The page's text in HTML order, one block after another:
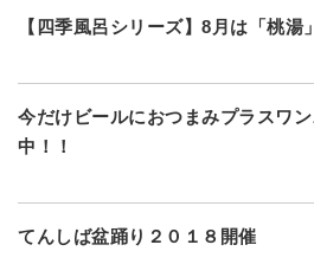
【四季風呂シリーズ】8月は「桃湯」
今だけビールにおつまみプラスワ
中！！​
てんしば盆踊り２０１８開催